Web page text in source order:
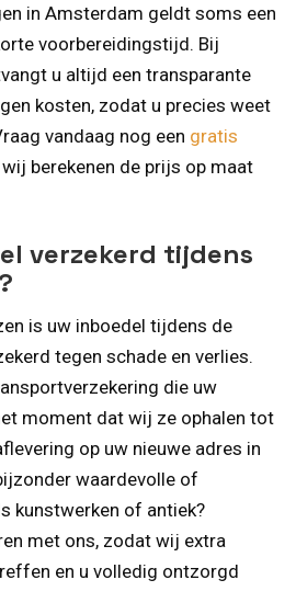
in Amsterdam geldt soms een
voorbereidingstijd. Bij
u altijd een transparante
kosten, zodat u precies weet
vandaag nog een gratis
wij berekenen de prijs op maat
verzekerd tijdens
is uw inboedel tijdens de
tegen schade en verlies.
die uw
moment dat wij ze ophalen tot
op uw nieuwe adres in
waardevolle of
kunstwerken of antiek?
met ons, zodat wij extra
en u volledig ontzorgd